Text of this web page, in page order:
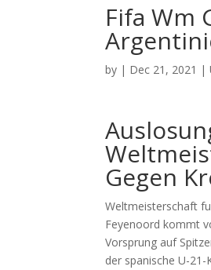
Fifa Wm
by | Dec 21, 2021 |
Gegen
Weltmeisterschaft
Feyenoord kommt
Vorsprung auf
der spanische U-